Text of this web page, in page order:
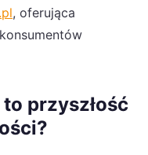
, oferująca
przyszłość